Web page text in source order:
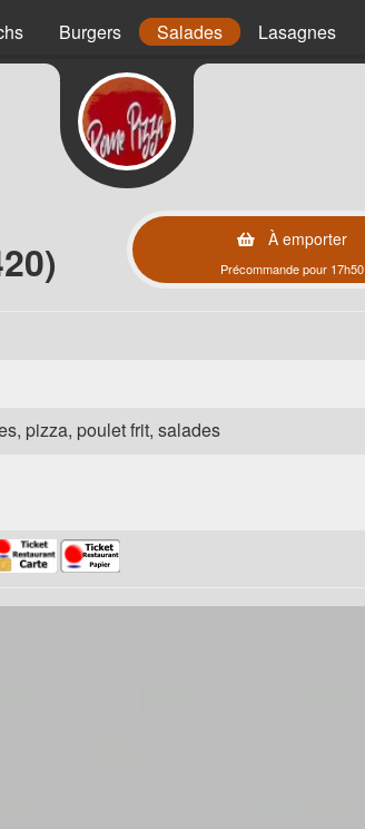
Burgers Salades Lasagnes
À emporter
Précommande pour 17h50
pizza, poulet frit, salades